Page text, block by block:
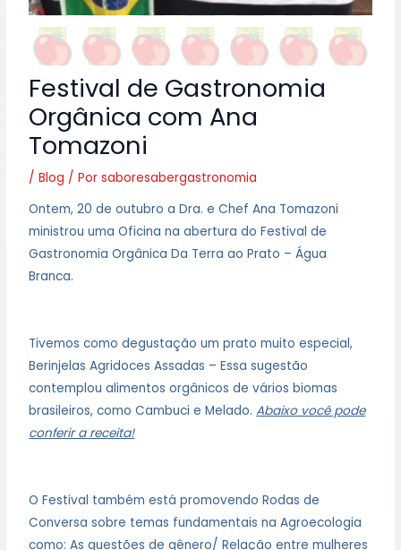
Festival de Gastronomia
Orgânica com Ana
Tomazoni
/Blog / Porsaboresabergastronomia
Ontem, 20 de outubro a Dra. e Chef Ana Tomazoni
ministrou uma Oficina na abertura do Festivalde
Gastronomia Orgânica Da Terra ao Prato – Água
Branca.
Tivemos como degustação um prato muito especial,
Berinjelas Agridoces Assadas – Essa sugestão
contemplou alimentos orgânicos de vários biomas
brasileiros, como Cambuci e Melado.Abaixo você pode
conferir a receita!
O Festival também está promovendo Rodas de
Conversa sobre temas fundamentais na Agroecologia
como: As questões de gênero/ Relação entre mulheres